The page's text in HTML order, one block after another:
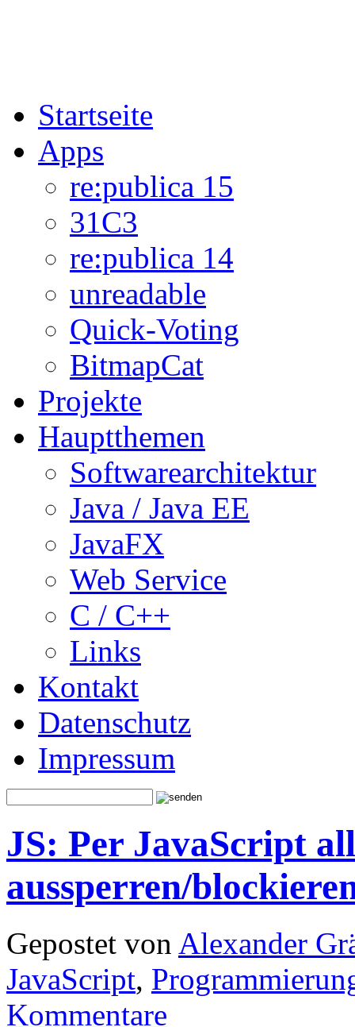
Startseite
Apps
re:publica 15
31C3
re:publica 14
unreadable
Quick-Voting
BitmapCat
Projekte
Hauptthemen
Softwarearchitektur
Java / Java EE
JavaFX
Web Service
C / C++
Links
Kontakt
Datenschutz
Impressum
JS: Per JavaScript
aussperren/
Gepostet von Alexander
JavaScript,
Kommentare